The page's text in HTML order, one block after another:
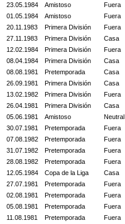
23.05.1984 Amistoso Fuera
01.05.1984
Amistoso Fuera
20.11.1983
Primera División Fuera
27.11.1983 Primera División Casa
12.02.1984 Primera División Fuera
08.04.1984 Primera División Casa
08.08.1981 Pretemporada Casa
26.09.1981 Primera División Casa
13.02.1982 Primera División Fuera
26.04.1981 Primera División Casa
05.06.1981 Amistoso Neutral
30.07.1981 Pretemporada Fuera
07.08.1982 Pretemporada Fuera
31.07.1982 Pretemporada Fuera
28.08.1982 Pretemporada Fuera
12.05.1984 Copa de la Liga Casa
27.07.1981 Pretemporada Fuera
02.08.1981 Pretemporada Fuera
05.08.1981 Pretemporada Fuera
11.08.1981 Pretemporada Fuera